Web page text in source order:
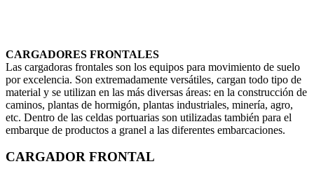
CARGADORES FRONTALES
Las cargadoras frontales son los equipos para movimiento de suelo
por excelencia. Son extremadamente versátiles, cargan todo tipo de
material y se utilizan en las más diversas áreas: en la construcción de
caminos, plantas de hormigón, plantas industriales, minería, agro,
etc. Dentro de las celdas portuarias son utilizadas también para el
embarque de productos a granel a las diferentes embarcaciones.
CARGADOR FRONTAL